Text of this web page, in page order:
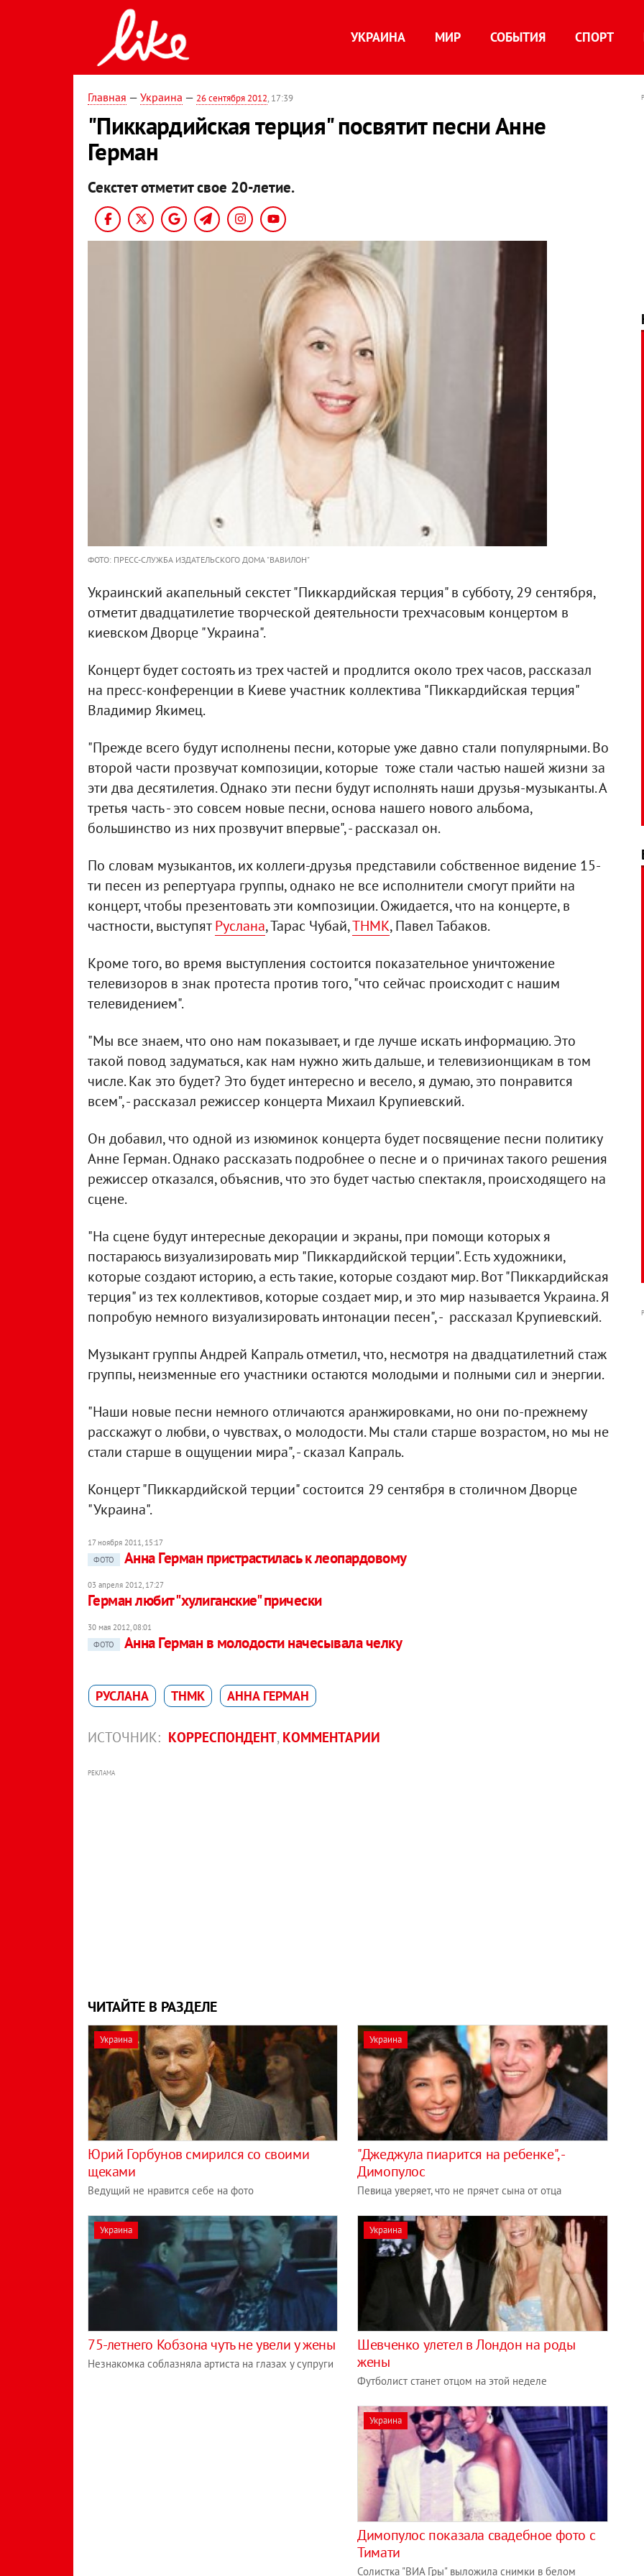
УКРАИНА МИР СОБЫТИЯ СПОРТ
Главная — Украина — 26 сентября 2012, 17:39
"Пиккардийская терция" посвятит песни Анне
Герман
Секстет отметит свое 20-летие.
ФОТО: ПРЕСС-СЛУЖБА ИЗДАТЕЛЬСКОГО ДОМА "ВАВИЛОН"
Украинский акапельный секстет "Пиккардийская терция" в субботу, 29 сентября,
отметит двадцатилетие творческой деятельности трехчасовым концертом в
киевском Дворце "Украина".
Концерт будет состоять из трех частей и продлится около трех часов, рассказал
на пресс-конференции в Киеве участник коллектива "Пиккардийская терция"
Владимир Якимец.
"Прежде всего будут исполнены песни, которые уже давно стали популярными. Во
второй части прозвучат композиции, которые тоже стали частью нашей жизни за
эти два десятилетия. Однако эти песни будут исполнять наши друзья-музыканты. А
третья часть - это совсем новые песни, основа нашего нового альбома,
большинство из них прозвучит впервые", - рассказал он.
По словам музыкантов, их коллеги-друзья представили собственное видение 15-
ти песен из репертуара группы, однако не все исполнители смогут прийти на
концерт, чтобы презентовать эти композиции. Ожидается, что на концерте, в
частности, выступятРуслана, Тарас Чубай,ТНМК, Павел Табаков.
Кроме того, во время выступления состоится показательное уничтожение
телевизоров в знак протеста против того, "что сейчас происходит с нашим
телевидением".
"Мы все знаем, что оно нам показывает, и где лучше искать информацию. Это
такой повод задуматься, как нам нужно жить дальше, и телевизионщикам в том
числе. Как это будет? Это будет интересно и весело, я думаю, это понравится
всем", - рассказал режиссер концерта Михаил Крупиевский.
Он добавил, что одной из изюминок концерта будет посвящение песни политику
Анне Герман. Однако рассказать подробнее о песне и о причинах такого решения
режиссер отказался, объяснив, что это будет частью спектакля, происходящего на
сцене.
"На сцене будут интересные декорации и экраны, при помощи которых я
постараюсь визуализировать мир "Пиккардийской терции". Есть художники,
которые создают историю, а есть такие, которые создают мир. Вот "Пиккардийская
терция" из тех коллективов, которые создает мир, и это мир называется Украина. Я
попробую немного визуализировать интонации песен", - рассказал Крупиевский.
Музыкант группы Андрей Капраль отметил, что, несмотря на двадцатилетний стаж
группы, неизменные его участники остаются молодыми и полными сил и энергии.
"Наши новые песни немного отличаются аранжировками, но они по-прежнему
расскажут о любви, о чувствах, о молодости. Мы стали старше возрастом, но мы не
стали старше в ощущении мира", - сказал Капраль.
Концерт "Пиккардийской терции" состоится 29 сентября в столичном Дворце
"Украина".
17 ноября 2011, 15:17
ФОТО
Анна Герман пристрастилась к леопардовому
03 апреля 2012, 17:27
Герман любит "хулиганские" прически
30 мая 2012, 08:01
ФОТО
Анна Герман в молодости начесывала челку
РУСЛАНА ТНМК АННА ГЕРМАН
ИСТОЧНИК: КОРРЕСПОНДЕНТ, КОММЕНТАРИИ
РЕКЛАМА
ЧИТАЙТЕ В РАЗДЕЛЕ
Украина
Юрий Горбунов смирился со своими
щеками
Ведущий не нравится себе на фото
Украина
"Джеджула пиарится на ребенке", -
Димопулос
Певица уверяет, что не прячет сына от отца
Украина
75-летнего Кобзона чуть не увели у жены
Незнакомка соблазняла артиста на глазах у супруги
Украина
Шевченко улетел в Лондон на роды
жены
Футболист станет отцом на этой неделе
Украина
Димопулос показала свадебное фото с
Тимати
Солистка "ВИА Гры" выложила снимки в белом